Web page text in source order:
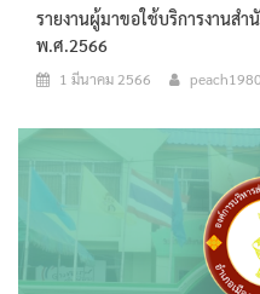
รายงานผู้มาขอใช้บริการงานส
พ.ศ.2566
1 มีนาคม 2566 peach1980